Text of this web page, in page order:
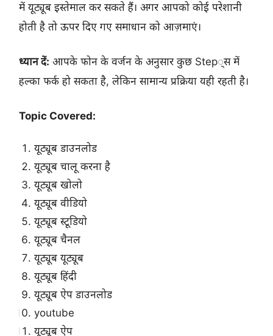
में यूट्यूब इस्तेमाल कर सकते हैं। अगर आपको कोई परेशानी
होती है तो ऊपर दिए गए समाधान को आज़माएं।
ध्यान दें: आपके फोन के वर्जन के अनुसार कुछ Step्स में
हल्का फर्क हो सकता है, लेकिन सामान्य प्रक्रिया यही रहती है।
Topic Covered:
यूट्यूब डाउनलोड
यूट्यूब चालू करना है
यूट्यूब खोलो
यूट्यूब वीडियो
यूट्यूब स्टूडियो
यूट्यूब चैनल
यूट्यूब यूट्यूब
यूट्यूब हिंदी
यूट्यूब ऐप डाउनलोड
youtube
यूट्यूब ऐप